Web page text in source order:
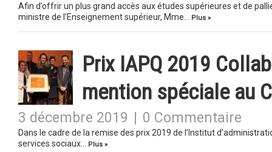
Afin d’offrir un plus grand accès aux études supérieures et de
ministre de l’Enseignement supérieur, Mme…
Plus »
Prix IAPQ 2019
mention spéciale au
3 décembre 2019 0 Commentaire
Dans le cadre de la remise des prix 2019 de l’Institut
services sociaux…
Plus »